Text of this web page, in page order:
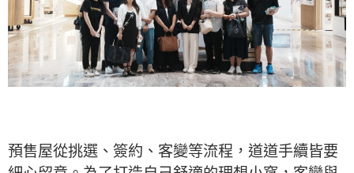
預售屋從挑選、簽約、客變等流程，道道手續皆要